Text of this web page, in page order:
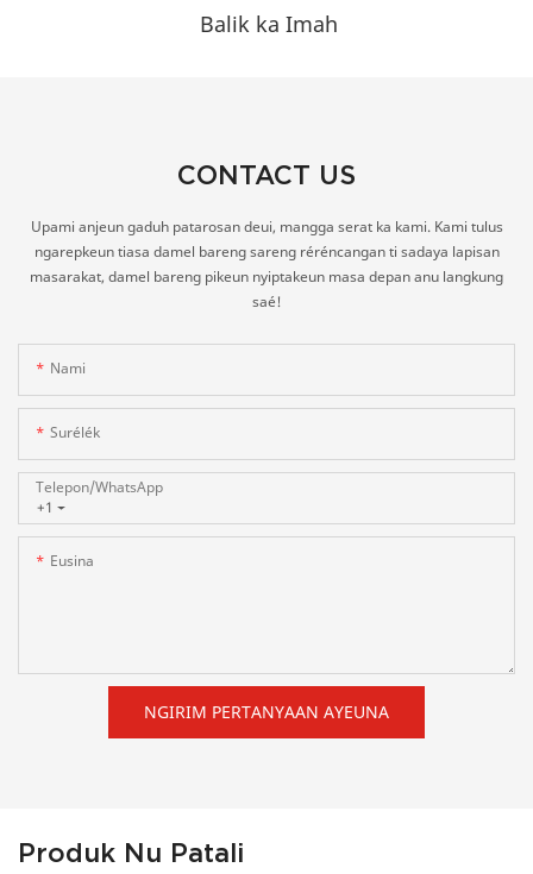
Balik ka Imah
CONTACT US
Upami anjeun gaduh patarosan deui, mangga serat ka kami. Kami tulus
ngarepkeun tiasa damel bareng sareng réréncangan ti sadaya lapisan
masarakat, damel bareng pikeun nyiptakeun masa depan anu langkung
saé!
Nami
Surélék
+1
Telepon/whatsApp
Eusina
NGIRIM PERTANYAAN AYEUNA
Produk Nu Patali